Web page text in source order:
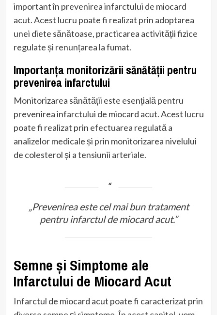
important în prevenirea infarctului de miocard
acut. Acest lucru poate fi realizat prin adoptarea
unei diete sănătoase, practicarea activității fizice
regulate și renunțarea la fumat.
Importanța monitorizării sănătății pentru
prevenirea infarctului
Monitorizarea sănătății este esențială pentru
prevenirea infarctului de miocard acut. Acest lucru
poate fi realizat prin efectuarea regulată a
analizelor medicale și prin monitorizarea nivelului
de colesterol și a tensiunii arteriale.
„Prevenirea este cel mai bun tratament
pentru infarctul de miocard acut.”
Semne și Simptome ale
Infarctului de Miocard Acut
Infarctul de miocard acut poate fi caracterizat prin